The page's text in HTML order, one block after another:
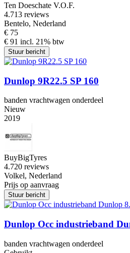
Ten Doeschate V.O.F.
4.713 reviews
Bentelo, Nederland
€ 75
€ 91 incl. 21% btw
Stuur bericht
Dunlop 9R22.5 SP 160
banden vrachtwagen onderdeel
Nieuw
2019
BuyBigTyres
4.720 reviews
Volkel, Nederland
Prijs op aanvraag
Stuur bericht
Dunlop Occ industrieband
banden vrachtwagen onderdeel